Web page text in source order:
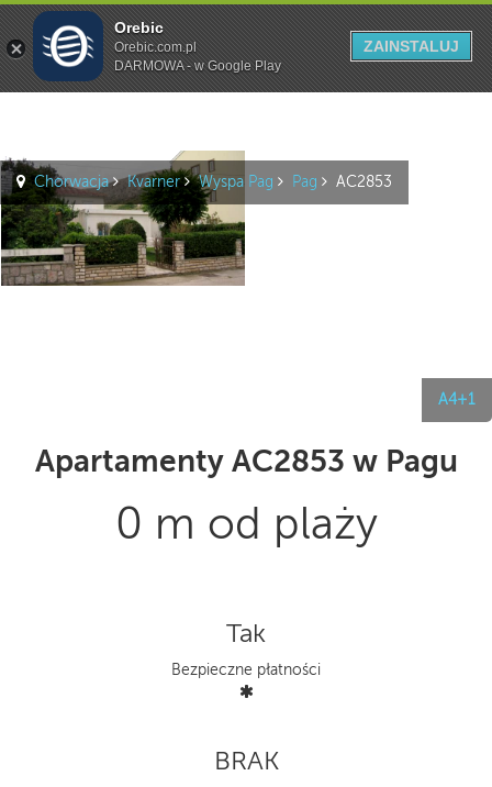
Szukaj
A4+1
Chorwacja Kvarner Wyspa Pag Pag AC2853
Apartamenty AC2853 w Pagu
0 m od plaży
Tak
Bezpieczne płatności
BRAK
Orebic
Orebic.com.pl
DARMOWA - w Google Play
ZAINSTALUJ